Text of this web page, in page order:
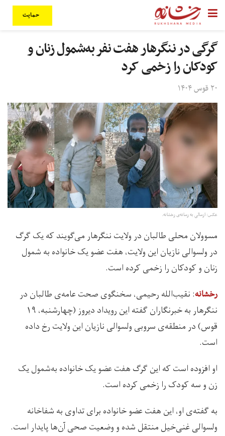
حمایت
گرگی در ننگرهار هفت نفر به‌شمول زنان و
کودکان را زخمی کرد
۲۰ قوس ۱۴۰۴
عکس: ارسالی به رسانه‌ی رخشانه.
مسوولان محلی طالبان در ولایت ننگرهار می‌گویند که یک گرگ
در ولسوالی نازیان این ولایت، هفت عضو یک خانواده به شمول
زنان و کودکان را زخمی کرده است.
رخشانه: نقیب‌الله رحیمی، سخنگوی صحت عامه‌ی طالبان در
ننگرهار به خبرنگاران گفته این رویداد دیروز (چهارشنبه، ۱۹
قوس) در منطقه‌ی سروبی ولسوالی نازیان این ولایت رخ داده
است.
او افزوده است که این گرگ هفت عضو یک خانواده به‌شمول یک
زن و سه کودک را زخمی کرده است.
به گفته‌ی او، این هفت عضو خانواده‌ برای تداوی به شفاخانه‌
ولسوالی غنی‌خیل منتقل شده و وضعیت صحی آن‌ها پایدار است.